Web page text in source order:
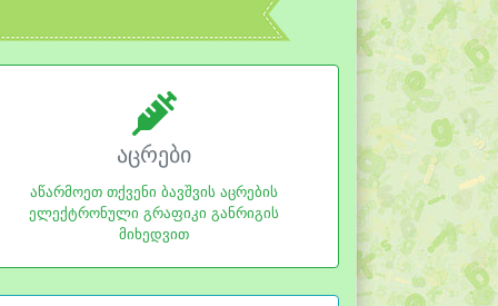
აცრები
აწარმოეთ თქვენი ბავშვის აცრების
ელექტრონული გრაფიკი განრიგის
მიხედვით